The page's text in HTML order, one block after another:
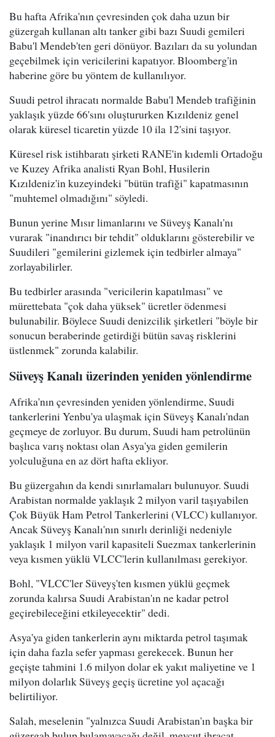
Bu hafta Afrika'nın çevresinden çok daha uzun bir
güzergah kullanan altı tanker gibi bazı Suudi gemileri
Babu'l Mendeb'ten geri dönüyor. Bazıları da su yolundan
geçebilmek için vericilerini kapatıyor. Bloomberg'in
haberine göre bu yöntem de kullanılıyor.
Suudi petrol ihracatı normalde Babu'l Mendeb trafiğinin
yaklaşık yüzde 66'sını oluştururken Kızıldeniz genel
olarak küresel ticaretin yüzde 10 ila 12'sini taşıyor.
Küresel risk istihbaratı şirketi RANE'in kıdemli Ortadoğu
ve Kuzey Afrika analisti Ryan Bohl, Husilerin
Kızıldeniz'in kuzeyindeki "bütün trafiği" kapatmasının
"muhtemel olmadığını" söyledi.
Bunun yerine Mısır limanlarını ve Süveyş Kanalı'nı
vurarak "inandırıcı bir tehdit" olduklarını gösterebilir ve
Suudileri "gemilerini gizlemek için tedbirler almaya"
zorlayabilirler.
Bu tedbirler arasında "vericilerin kapatılması" ve
mürettebata "çok daha yüksek" ücretler ödenmesi
bulunabilir. Böylece Suudi denizcilik şirketleri "böyle bir
sonucun beraberinde getirdiği bütün savaş risklerini
üstlenmek" zorunda kalabilir.
Süveyş Kanalı üzerinden yeniden yönlendirme
Afrika'nın çevresinden yeniden yönlendirme, Suudi
tankerlerini Yenbu'ya ulaşmak için Süveyş Kanalı'ndan
geçmeye de zorluyor. Bu durum, Suudi ham petrolünün
başlıca varış noktası olan Asya'ya giden gemilerin
yolculuğuna en az dört hafta ekliyor.
Bu güzergahın da kendi sınırlamaları bulunuyor. Suudi
Arabistan normalde yaklaşık 2 milyon varil taşıyabilen
Çok Büyük Ham Petrol Tankerlerini (VLCC) kullanıyor.
Ancak Süveyş Kanalı'nın sınırlı derinliği nedeniyle
yaklaşık 1 milyon varil kapasiteli Suezmax tankerlerinin
veya kısmen yüklü VLCC'lerin kullanılması gerekiyor.
Bohl, "VLCC'ler Süveyş'ten kısmen yüklü geçmek
zorunda kalırsa Suudi Arabistan'ın ne kadar petrol
geçirebileceğini etkileyecektir" dedi.
Asya'ya giden tankerlerin aynı miktarda petrol taşımak
için daha fazla sefer yapması gerekecek. Bunun her
geçişte tahmini 1.6 milyon dolar ek yakıt maliyetine ve 1
milyon dolarlık Süveyş geçiş ücretine yol açacağı
belirtiliyor.
Salah, meselenin "yalnızca Suudi Arabistan'ın başka bir